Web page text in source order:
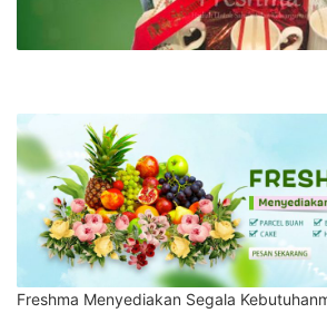
Freshma Menyediakan Segala